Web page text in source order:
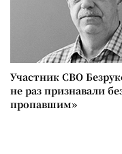
Участник СВО
не раз признавали
пропавшим»